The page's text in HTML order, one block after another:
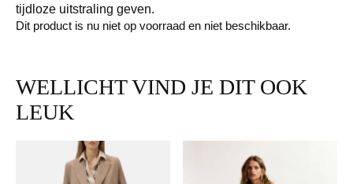
tijdloze uitstraling geven.
Dit product is nu niet op voorraad en niet beschikbaar.
WELLICHT VIND JE DIT OOK
LEUK